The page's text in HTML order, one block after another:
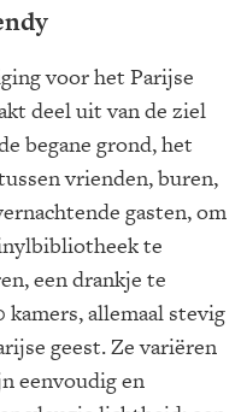
voor het Parijse
deel uit van de ziel
begane grond, het
vrienden, buren,
gasten, om
te
een drankje te
allemaal stevig
geest. Ze variëren
eenvoudig en